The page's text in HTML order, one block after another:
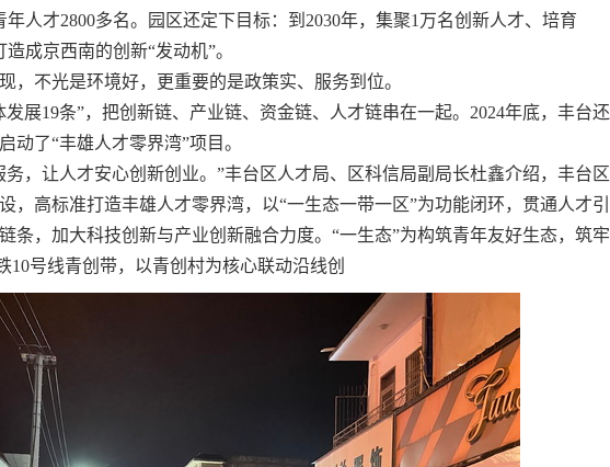
人才2800多名。园区还定下目标：到2030年，集聚1万名创新人才、培育
成京西南的创新“发动机”。
，不光是环境好，更重要的是政策实、服务到位。
展19条”，把创新链、产业链、资金链、人才链串在一起。2024年底，丰台还
动了“丰雄人才零界湾”项目。
，让人才安心创新创业。”丰台区人才局、区科信局副局长杜鑫介绍，丰台区
高标准打造丰雄人才零界湾，以“一生态一带一区”为功能闭环，贯通人才引
条，加大科技创新与产业创新融合力度。“一生态”为构筑青年友好生态，筑牢
10号线青创带，以青创村为核心联动沿线创